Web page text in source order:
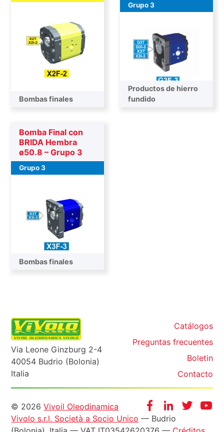
Bombas finales
Grupo 3
Bombas finales
Productos de hierro
fundido
Bomba Final con
BRIDA Hembra
ø50.8 – Grupo 3
Grupo 3
Bombas finales
Via Leone Ginzburg 2-4
40054 Budrio (Bolonia)
Italia
Catálogos
Preguntas frecuentes
Boletin
Contacto
FacebookInstagram
Twitter
Informazioni
legali
© 2026Vivoil Oleodinamica
Vivolo s.r.l. Società a Socio Unico — Budrio